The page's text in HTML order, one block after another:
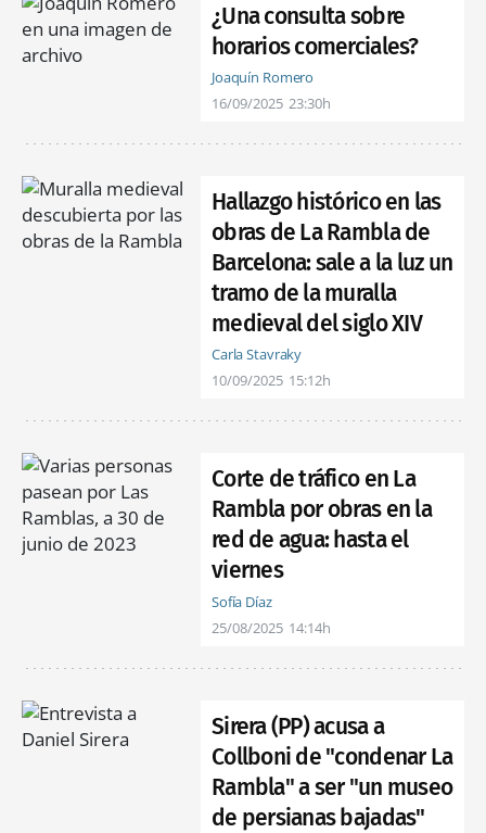
¿Una consulta sobre
horarios comerciales?
Joaquín Romero
16/09/2025 23:30h
Hallazgo histórico en las
obras de La Rambla de
Barcelona: sale a la luz un
tramo de la muralla
medieval del siglo XIV
Carla Stavraky
10/09/2025 15:12h
Corte de tráfico en La
Rambla por obras en la
red de agua: hasta el
viernes
Sofía Díaz
25/08/2025 14:14h
Sirera (PP) acusa a
Collboni de "condenar La
Rambla" a ser "un museo
de persianas bajadas"